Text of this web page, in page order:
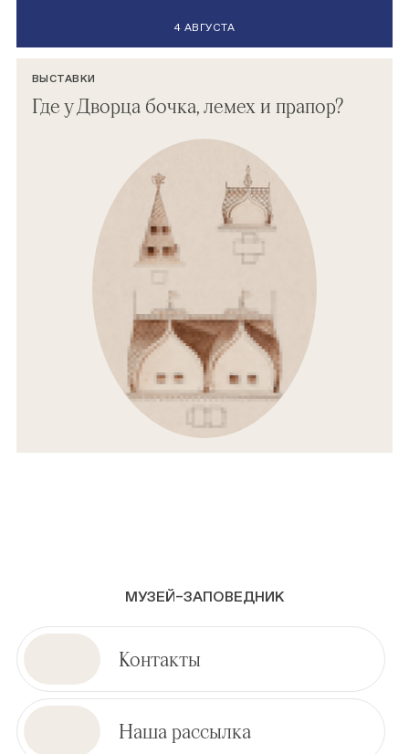
4 АВГУСТА
ВЫСТАВКИ
Где у Дворца бочка, лемех и прапор?
МУЗЕЙ–ЗАПОВЕДНИК
Контакты
Наша рассылка